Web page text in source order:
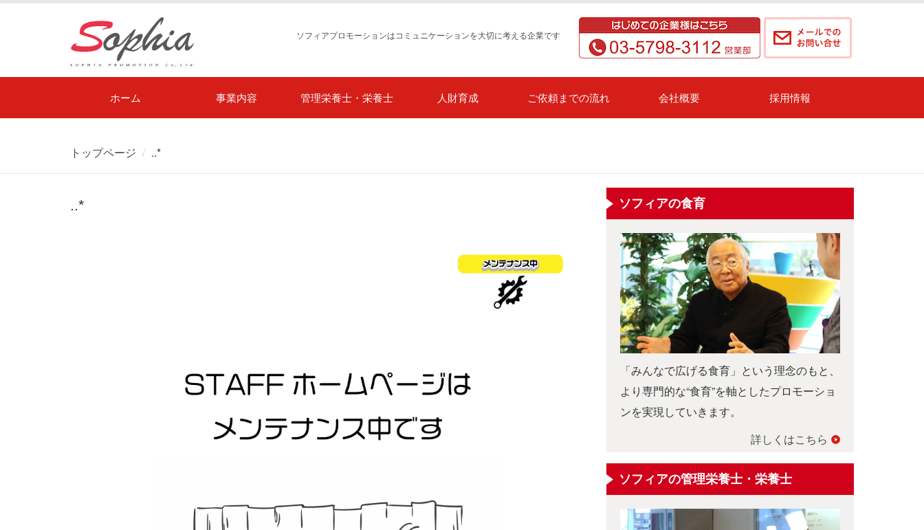
ソフィアプロモーションはコミュニケーションを大切に考える企業です
ホーム 事業内容 管理栄養士・栄養士 人財育成 ご依頼までの流れ 会社概要 採用情報
トップページ ..*
..* ソフィアの食育
「みんなで広げる食育」という理念のもと、
より専門的な“食育”を軸としたプロモーショ
ンを実現していきます。
詳しくはこちら
ソフィアの管理栄養士・栄養士